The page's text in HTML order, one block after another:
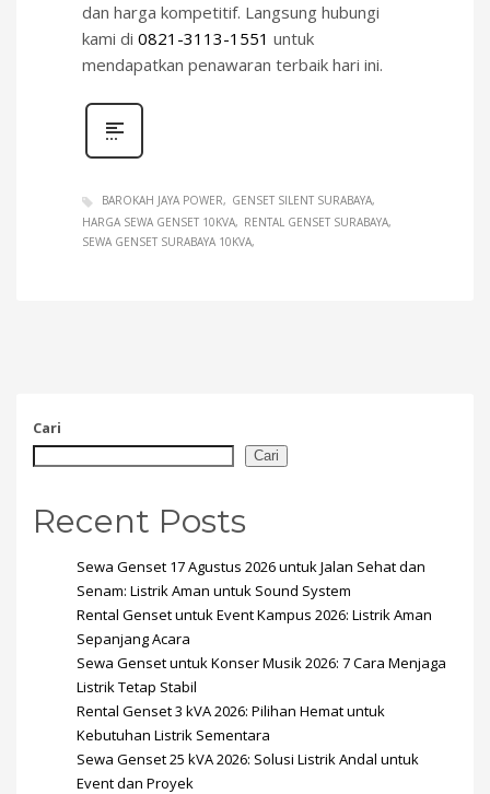
dan harga kompetitif. Langsung hubungi
kami di 0821-3113-1551 untuk
mendapatkan penawaran terbaik hari ini.
BAROKAH JAYA POWER
GENSET SILENT SURABAYA
HARGA SEWA GENSET 10KVA
RENTAL GENSET SURABAYA
SEWA GENSET SURABAYA 10KVA
Cari
Cari
Recent Posts
Sewa Genset 17 Agustus 2026 untuk Jalan Sehat dan
Senam: Listrik Aman untuk Sound System
Rental Genset untuk Event Kampus 2026: Listrik Aman
Sepanjang Acara
Sewa Genset untuk Konser Musik 2026: 7 Cara Menjaga
Listrik Tetap Stabil
Rental Genset 3 kVA 2026: Pilihan Hemat untuk
Kebutuhan Listrik Sementara
Sewa Genset 25 kVA 2026: Solusi Listrik Andal untuk
Event dan Proyek